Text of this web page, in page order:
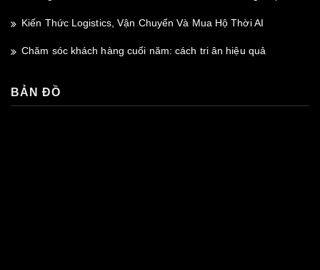
Kiến Thức Logistics, Vận Chuyển Và Mua Hộ Thời AI
Chăm sóc khách hàng cuối năm: cách tri ân hiệu quả
BẢN ĐỒ